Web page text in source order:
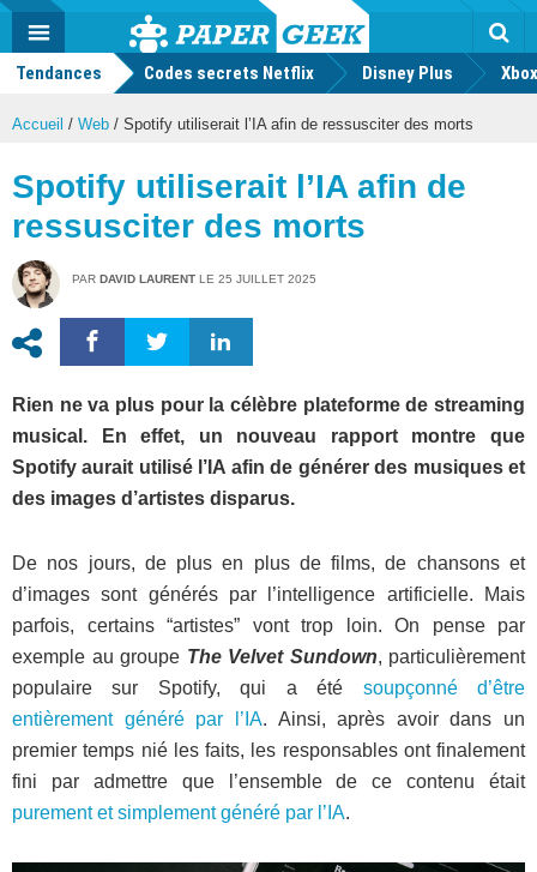
Actu
geek
MENU
Tendances Codes secrets Netflix Disney Plus
Accueil / Web / Spotify utiliserait l’IA afin de ressusciter des morts
Spotify utiliserait l’IA afin de
ressusciter des morts
PAR DAVID LAURENT LE 25 JUILLET 2025
Rien ne va plus pour la célèbre plateforme de streaming
musical. En effet, un nouveau rapport montre que
Spotify aurait utilisé l’IA afin de générer des musiques et
des images d’artistes disparus.
De nos jours, de plus en plus de films, de chansons et
d’images sont générés par l’intelligence artificielle. Mais
parfois, certains “artistes” vont trop loin. On pense par
exemple au groupe The Velvet Sundown, particulièrement
populaire sur Spotify, qui a été soupçonné d’être
entièrement généré par l’IA. Ainsi, après avoir dans un
premier temps nié les faits, les responsables ont finalement
fini par admettre que l’ensemble de ce contenu était
purement et simplement généré par l’IA.
Mode
FacebookTwitter Youtube